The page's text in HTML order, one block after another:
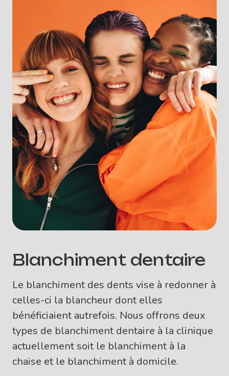
Blanchiment dentaire
Le blanchiment des dents vise à redonner à
celles-ci la blancheur dont elles
bénéficiaient autrefois. Nous offrons deux
types de blanchiment dentaire à la clinique
actuellement soit le blanchiment à la
chaise et le blanchiment à domicile.